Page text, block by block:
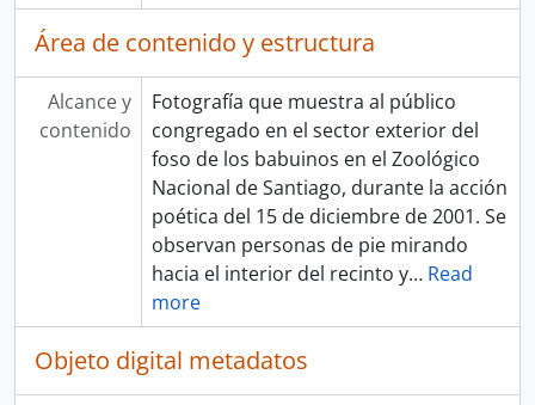
Área de contenido y estructura
Alcance y
contenido
Fotografía que muestra al público
congregado en el sector exterior del
foso de los babuinos en el Zoológico
Nacional de Santiago, durante la acción
poética del 15 de diciembre de 2001. Se
observan personas de pie mirando
hacia el interior del recinto y… Read
more
Objeto digital metadatos